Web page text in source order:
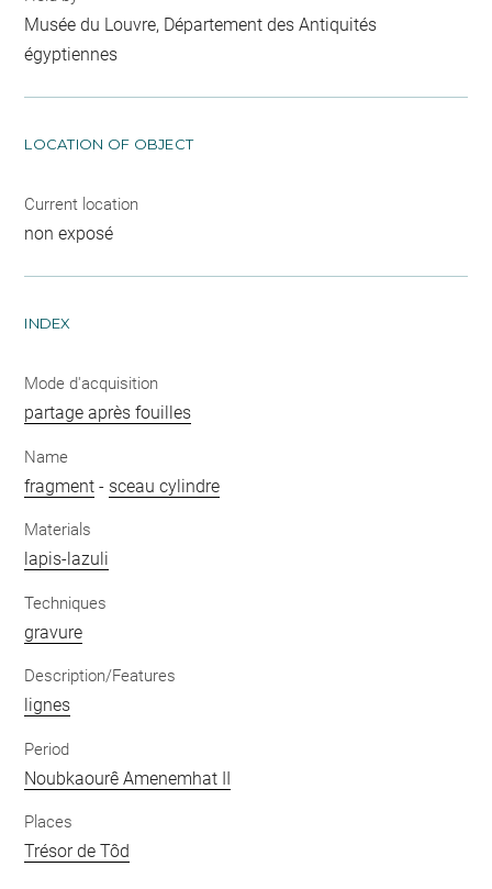
Musée du Louvre, Département des Antiquités
égyptiennes
LOCATION OF OBJECT
Current location
non exposé
INDEX
Mode d'acquisition
partage après fouilles
Name
fragment - sceau cylindre
Materials
lapis-lazuli
Techniques
gravure
Description/Features
lignes
Period
Noubkaourê Amenemhat II
Places
Trésor de Tôd